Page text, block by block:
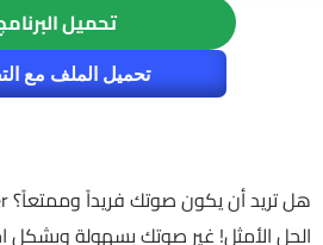
تحميل
تحميل الملف مع
الحل الأمثل! غير صوتك بسهولة وبشكل